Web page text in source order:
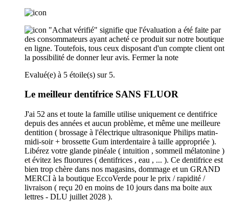
"Achat vérifié" signifie que l'évaluation a été faite par
des consommateurs ayant acheté ce produit sur notre boutique
en ligne. Toutefois, tous ceux disposant d'un compte client ont
la possibilité de donner leur avis. Fermer la note
Evalué(e) à 5 étoile(s) sur 5.
Le meilleur dentifrice SANS FLUOR
J'ai 52 ans et toute la famille utilise uniquement ce dentifrice
depuis des années et aucun problème, et même une meilleure
dentition ( brossage à l'électrique ultrasonique Philips matin-
midi-soir + brossette Gum interdentaire à taille appropriée ).
Libérez votre glande pinéale ( intuition , sommeil mélatonine )
et évitez les fluorures ( dentifrices , eau , ... ). Ce dentifrice est
bien trop chère dans nos magasins, dommage et un GRAND
MERCI à la boutique EccoVerde pour le prix / rapidité /
livraison ( reçu 20 en moins de 10 jours dans ma boite aux
lettres - DLU juillet 2028 ).